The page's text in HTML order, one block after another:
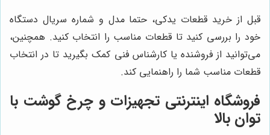
قبل از خرید قطعات یدکی، حتما مدل و شماره سریال دستگاه
خود را بررسی کنید تا قطعات مناسب را انتخاب کنید. همچنین،
می‌توانید از فروشنده یا کارشناس فنی کمک بگیرید تا در انتخاب
قطعات مناسب شما را راهنمایی کند.
فروشگاه اینترنتی تجهیزات و چرخ گوشت با
توان بالا